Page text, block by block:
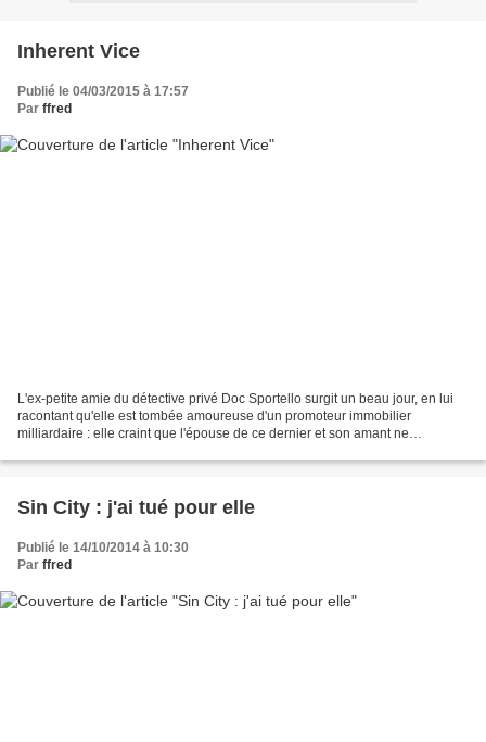
Inherent Vice
Publié le 04/03/2015 à 17:57
Par ffred
L'ex-petite amie du détective privé Doc Sportello surgit un beau jour, en lui
racontant qu'elle est tombée amoureuse d'un promoteur immobilier
milliardaire : elle craint que l'épouse de ce dernier et son amant ne
Sin City : j'ai tué pour elle
Publié le 14/10/2014 à 10:30
Par ffred